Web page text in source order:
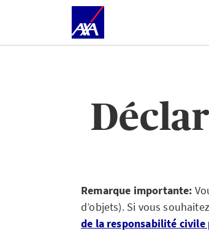
Remarque importante:
d’objets). Si vous
de la responsabilité civile